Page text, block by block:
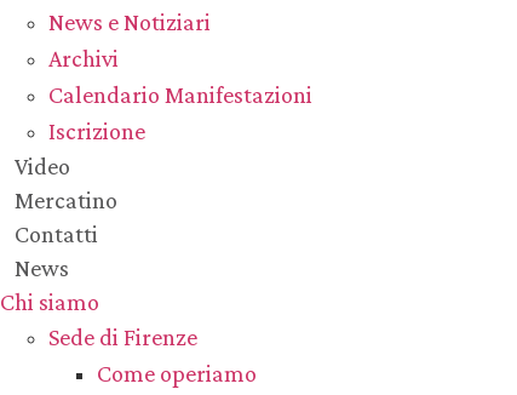
News e Notiziari
Archivi
Calendario Manifestazioni
Iscrizione
Video
Mercatino
Contatti
News
Chi siamo
Sede di Firenze
Come operiamo